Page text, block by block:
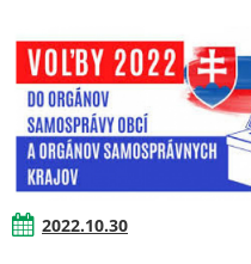
2022.10.30